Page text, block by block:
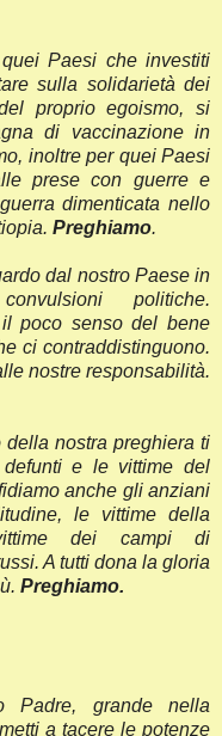
Paesi che investiti
sulla solidarietà dei
proprio egoismo, si
di vaccinazione in
inoltre per quei Paesi
prese con guerre e
dimenticata nello
Preghiamo.
dal nostro Paese in
politiche.
il poco senso del bene
ci contraddistinguono.
nostre responsabilità.
nostra preghiera ti
e le vittime del
anche gli anziani
le vittime della
dei campi di
A tutti dona la gloria
Preghiamo.
grande nella
a tacere le potenze